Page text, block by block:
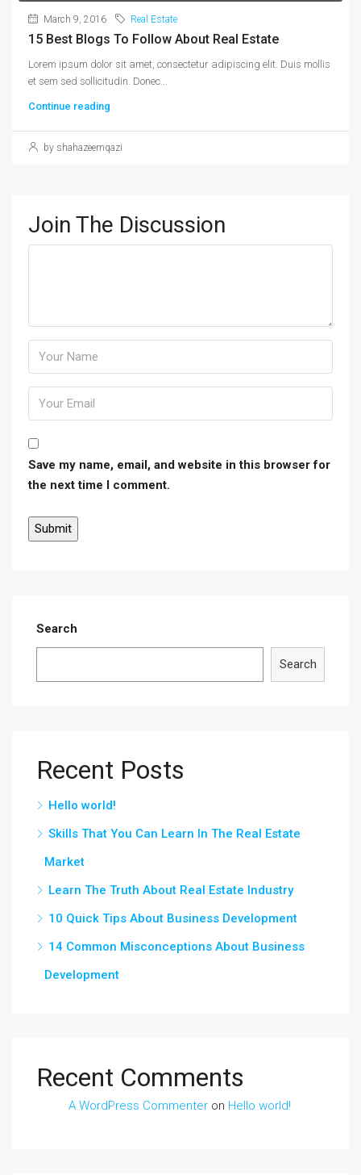
March 9, 2016 Real Estate
15 Best Blogs To Follow About Real Estate
Lorem ipsum dolor sit amet, consectetur adipiscing elit. Duis mollis
et sem sed sollicitudin. Donec...
Continue reading
by shahazeemqazi
Join The Discussion
Save my name, email, and website in this browser for
the next time I comment.
Search
Search
Recent Posts
Hello world!
Skills That You Can Learn In The Real Estate
Market
Learn The Truth About Real Estate Industry
10 Quick Tips About Business Development
14 Common Misconceptions About Business
Development
Recent Comments
A WordPress Commenter on Hello world!